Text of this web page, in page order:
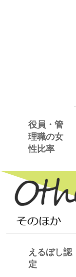
役員・管
理職の女
性比率
えるぼし認
定